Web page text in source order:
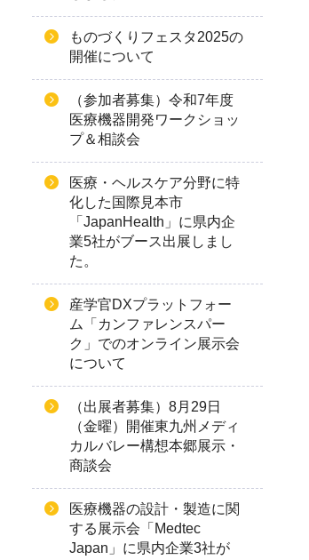
ものづくりフェスタ2025の
開催について
（参加者募集）令和7年度
医療機器開発ワークショッ
プ＆相談会
医療・ヘルスケア分野に特
化した国際見本市
「JapanHealth」に県内企
業5社がブース出展しまし
た。
産学官DXプラットフォー
ム「カンファレンスパー
ク」でのオンライン展示会
について
（出展者募集）8月29日
（金曜）開催東九州メディ
カルバレー構想本郷展示・
商談会
医療機器の設計・製造に関
する展示会「Medtec
Japan」に県内企業3社が